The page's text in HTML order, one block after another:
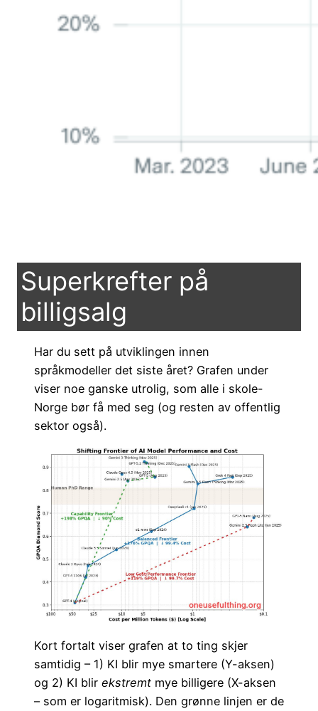
Superkrefter på
billigsalg
Har du sett på utviklingen innen
språkmodeller det siste året? Grafen under
viser noe ganske utrolig, som alle i skole-
Norge bør få med seg (og resten av offentlig
sektor også).
Kort fortalt viser grafen at to ting skjer
samtidig – 1) KI blir mye smartere (Y-aksen)
og 2) KI blir ekstremt mye billigere (X-aksen
– som er logaritmisk). Den grønne linjen er de